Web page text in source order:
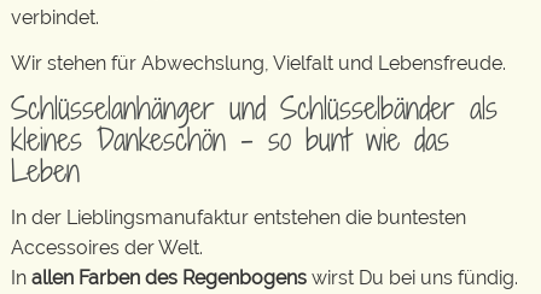
verbindet.
Wir stehen für Abwechslung, Vielfalt und Lebensfreude.
Schlüsselanhänger und Schlüsselbänder als
kleines Dankeschön – so bunt wie das
Leben
In der Lieblingsmanufaktur entstehen die buntesten
Accessoires der Welt.
In allen Farben des Regenbogens wirst Du bei uns fündig.